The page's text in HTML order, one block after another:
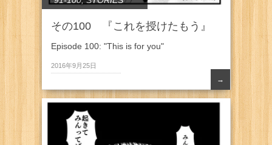
その100 『これを授けたもう』
Episode 100: "This is for you"
2016年9月25日
→